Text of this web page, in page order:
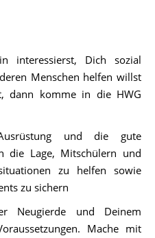
interessierst, Dich sozial
Menschen helfen willst
dann komme in die HWG
und die gute
die Lage, Mitschülern und
zu helfen sowie
zu sichern
Neugierde und Deinem
Mache mit